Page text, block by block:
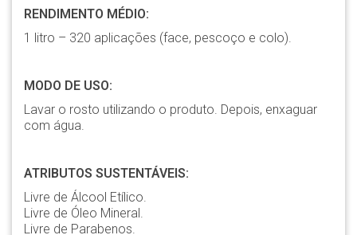
RENDIMENTO MÉDIO:
1 litro – 320 aplicações (face, pescoço e colo).
MODO DE USO:
Lavar o rosto utilizando o produto. Depois, enxaguar
com água.
ATRIBUTOS SUSTENTÁVEIS:
Livre de Álcool Etílico.
Livre de Óleo Mineral.
Livre de Parabenos.